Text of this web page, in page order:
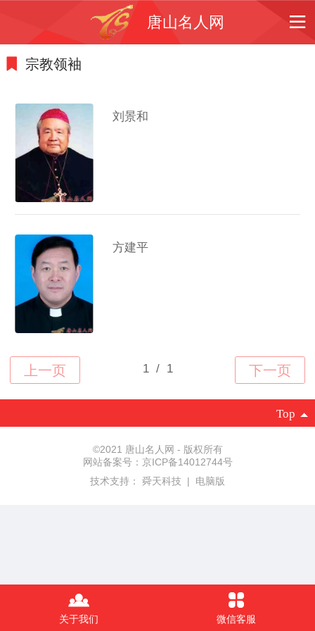
唐山名人网
宗教领袖
刘景和
方建平
Top
©2021 唐山名人网 - 版权所有
网站备案号：京ICP备14012744号
技术支持： 舜天科技 | 电脑版
关于我们 微信客服